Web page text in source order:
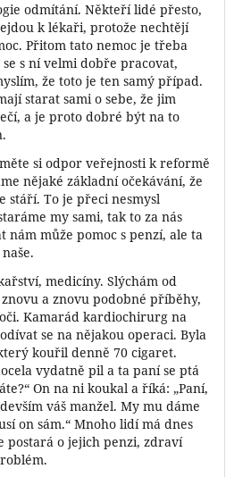
odmítání. Někteří lidé přesto,
k lékaři, protože nechtějí
Přitom tato nemoc je třeba
s ní velmi dobře pracovat,
že toto je ten samý případ.
starat sami o sebe, že jim
a je proto dobré být na to
si odpor veřejnosti k reformě
nějaké základní očekávání, že
stáří. To je přeci nesmysl
my sami, tak to za nás
nám může pomoc s penzí, ale ta
medicíny. Slýchám od
a znovu podobné příběhy,
Kamarád kardiochirurg na
se na nějakou operaci. Byla
kouřil denně 70 cigaret.
vydatně pil a ta paní se ptá
On na ni koukal a říká: „Paní,
váš manžel. My mu dáme
on sám.“ Mnoho lidí má dnes
postará o jejich penzi, zdraví